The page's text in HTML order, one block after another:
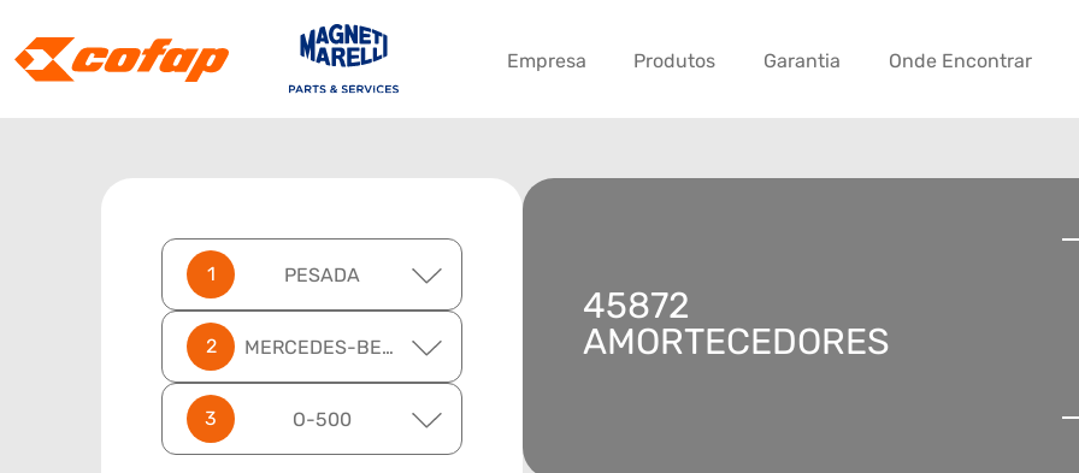
Empresa Produtos Garantia Onde Encontrar
PESADA
MERCEDES-BENZ
O-500
45872
AMORTECEDORES